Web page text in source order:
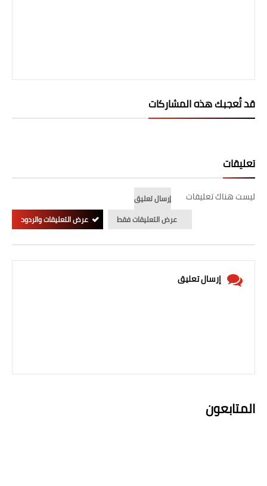
قد تُعجبك هذه المشاركات
تعليقات
ليست هناك تعليقات
إرسال تعليق
عرض التعليقات فقط
عرض التعليقات والردود
إرسال تعليق
المتابعون